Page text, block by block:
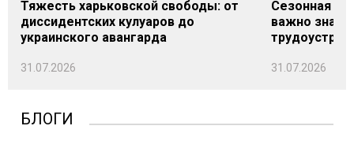
Тяжесть харьковской свободы: от
диссидентских кулуаров до
украинского авангарда
31.07.2026
Сезонная
важно знать
31.07.2026
БЛОГИ